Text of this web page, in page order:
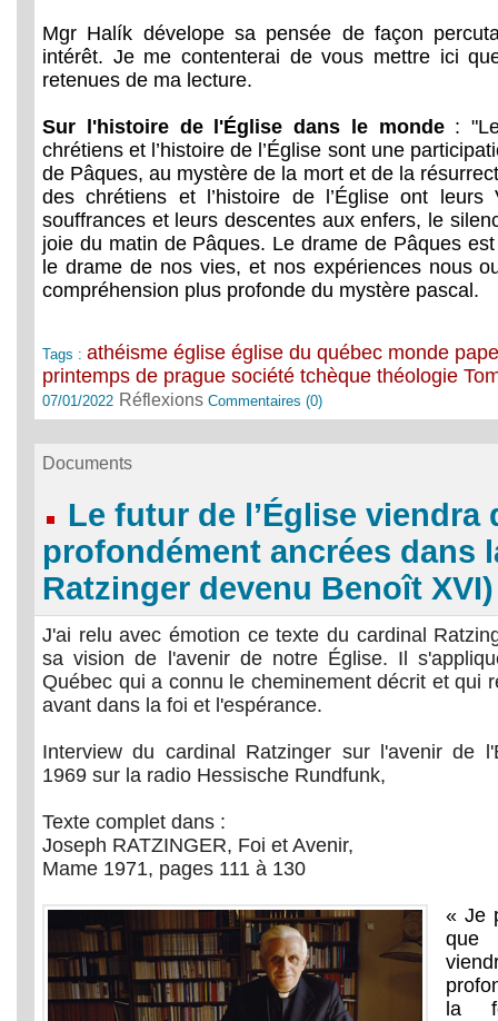
Mgr Halík dévelope sa pensée de façon
intérêt. Je me contenterai de vous mettre ici
retenues de ma lecture.
Sur l'histoire de l'Église dans le monde:
chrétiens et l’histoire de l’Église sont une
de Pâques, au mystère de la mort et de la
des chrétiens et l’histoire de l’Église ont leurs
souffrances et leurs descentes aux enfers, le
joie du matin de Pâques. Le drame de Pâques
le drame de nos vies, et nos expériences nous
compréhension plus profonde du mystère pascal.
Tags :athéisme église église du québec monde
printemps de prague société tchèque théologie
07/01/2022 RéflexionsCommentaires (0)
Documents
Le futur de l’Église viendra
profondément ancrées dans
Ratzinger devenu Benoît XVI)
J'ai relu avec émotion ce texte du cardinal
sa vision de l'avenir de notre Église. Il
Québec qui a connu le cheminement décrit et qui
avant dans la foi et l'espérance.
Interview du cardinal Ratzinger sur l'avenir de
1969 sur la radio Hessische Rundfunk,
Texte complet dans :
Joseph RATZINGER, Foi et Avenir,
Mame 1971, pages 111 à 130
« Je
que
la